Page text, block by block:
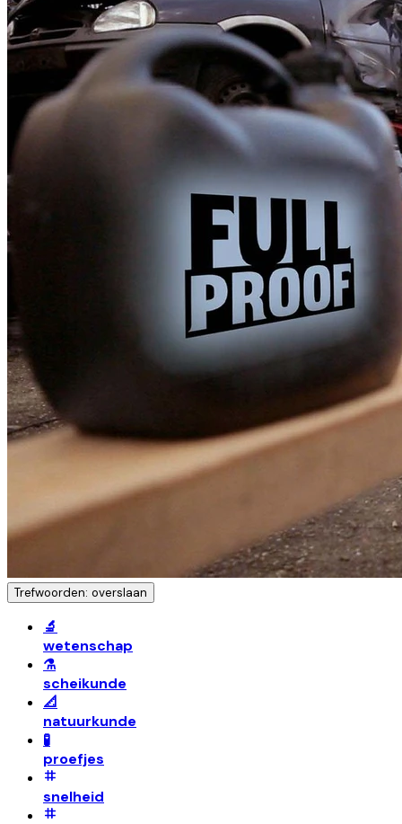
Trefwoorden: overslaan
🔬
wetenschap
⚗️
scheikunde
📐
natuurkunde
🧪
proefjes
snelheid